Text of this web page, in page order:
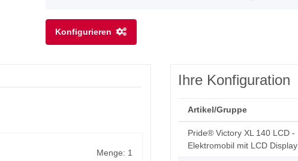
Konfigurieren
Menge: 1
Ihre Konfiguration
Artikel/Gruppe
Pride® Victory XL 140 LCD -
Elektromobil mit LCD Display